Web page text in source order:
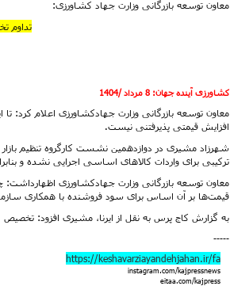
معاون توسعه بازرگانی وزارت جهاد کشاورزی:
تداوم
کشاورزی آینده جهان: 8 مرداد /1404
معاون توسعه بازرگانی وزارت جهادکشاورزی اعلام کرد:
افزایش قیمتی پذیرفتنی نیست.
شهرزاد مشیری در دوازدهمین نشست کارگروه تنظیم
ترکیبی برای واردات کالاهای اساسی اجرایی نشده و
معاون توسعه بازرگانی وزارت جهادکشاورزی
قیمت‌ها بر آن اساس برای سود فروشنده با همکاری
به گزارش کاج پرس به نقل از ایرنا، مشیری افزود:
-----
https://keshavarziayandehjahan.ir/fa
instagram.com/kajpressnews
eitaa.com/kajpress